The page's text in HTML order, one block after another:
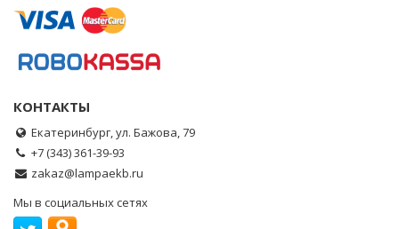
КОНТАКТЫ
Екатеринбург, ул. Бажова, 79
+7 (343) 361-39-93
zakaz@lampaekb.ru
Мы в социальных сетях